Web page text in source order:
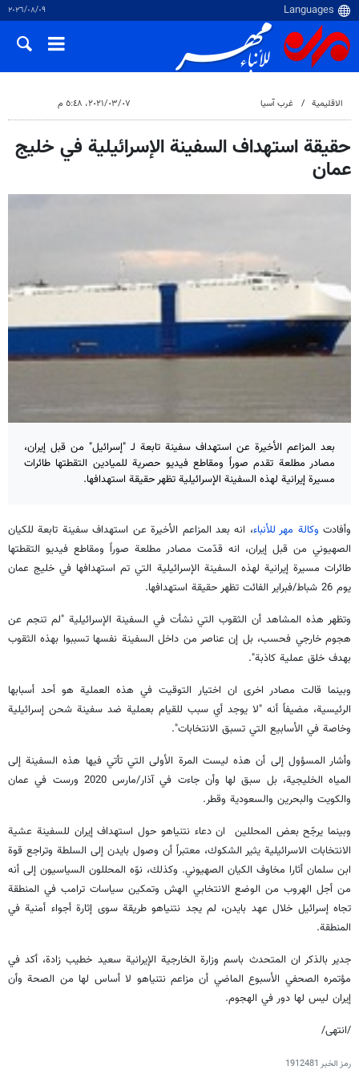
٠٩‏/٠٨‏/٢٠٢٦
الاقلیمیة غرب آسیا ٠٧‏/٠٣‏/٢٠٢١، ٥:٤٨ م
حقيقة استهداف السفينة الإسرائيلية في خليج
عمان
بعد المزاعم الأخيرة عن استهداف سفينة تابعة لـ "إسرائيل" من قبل إيران،
مصادر مطلعة تقدم صوراً ومقاطع فيديو حصرية للميادين التقطتها طائرات
مسيرة إيرانية لهذه السفينة الإسرائيلية تظهر حقيقة استهدافها.
وأفادت وكالة مهر للأنباء، انه بعد المزاعم الأخيرة عن استهداف سفينة تابعة للكيان
الصهيوني من قبل إيران، انه قدّمت مصادر مطلعة صوراً ومقاطع فيديو التقطتها
طائرات مسيرة إيرانية لهذه السفينة الإسرائيلية التي تم استهدافها في خليج عمان
يوم 26 شباط/فبراير الفائت تظهر حقيقة استهدافها.
وتظهر هذه المشاهد أن الثقوب التي نشأت في السفينة الإسرائيلية "لم تنجم عن
هجوم خارجي فحسب، بل إن عناصر من داخل السفينة نفسها تسببوا بهذه الثقوب
بهدف خلق عملية كاذبة".
وبينما قالت مصادر اخرى ان اختيار التوقيت في هذه العملية هو أحد أسبابها
الرئيسية، مضيفاً أنه "لا يوجد أي سبب للقيام بعملية ضد سفينة شحن إسرائيلية
وخاصة في الأسابيع التي تسبق الانتخابات".
وأشار المسؤول إلى أن هذه ليست المرة الأولى التي تأتي فيها هذه السفينة إلى
المياه الخليجية، بل سبق لها وأن جاءت في آذار/مارس 2020 ورست في عمان
والكويت والبحرين والسعودية وقطر.
وبينما يرجّح بعض المحللين ان دعاء نتنياهو حول استهداف إيران للسفينة عشية
الانتخابات الاسرائيلية يثير الشكوك، معتبراً أن وصول بايدن إلى السلطة وتراجع قوة
ابن سلمان أثارا مخاوف الكيان الصهيوني. وكذلك، نوّه المحللون السياسيون إلى أنه
من أجل الهروب من الوضع الانتخابي الهش وتمكين سياسات ترامب في المنطقة
تجاه إسرائيل خلال عهد بايدن، لم يجد نتنياهو طريقة سوى إثارة أجواء أمنية في
المنطقة.
جدير بالذكر ان المتحدث باسم وزارة الخارجية الإيرانية سعيد خطيب زادة، أكد في
مؤتمره الصحفي الأسبوع الماضي أن مزاعم نتنياهو لا أساس لها من الصحة وأن
إيران ليس لها دور في الهجوم.
/انتهى/
رمز الخبر 1912481